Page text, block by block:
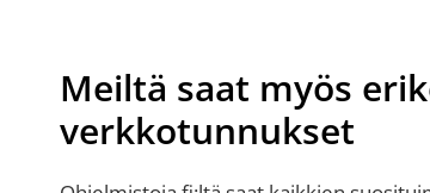
Meiltä saat myös
verkkotunnukset